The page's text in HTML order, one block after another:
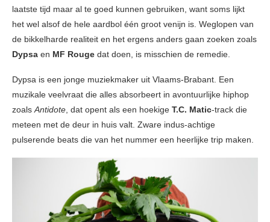
laatste tijd maar al te goed kunnen gebruiken, want soms lijkt
het wel alsof de hele aardbol één groot venijn is. Weglopen van
de bikkelharde realiteit en het ergens anders gaan zoeken zoals
Dypsa en MF Rouge dat doen, is misschien de remedie.
Dypsa is een jonge muziekmaker uit Vlaams-Brabant. Een
muzikale veelvraat die alles absorbeert in avontuurlijke hiphop
zoalsAntidote, dat opent als een hoekige T.C. Matic-track die
meteen met de deur in huis valt. Zware indus-achtige
pulserende beats die van het nummer een heerlijke trip maken.